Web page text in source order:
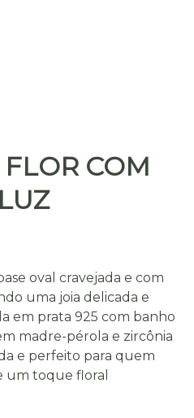
COM
oval cravejada e com
uma joia delicada e
em prata 925 com banho
madre-pérola e zircônia
e perfeito para quem
um toque floral